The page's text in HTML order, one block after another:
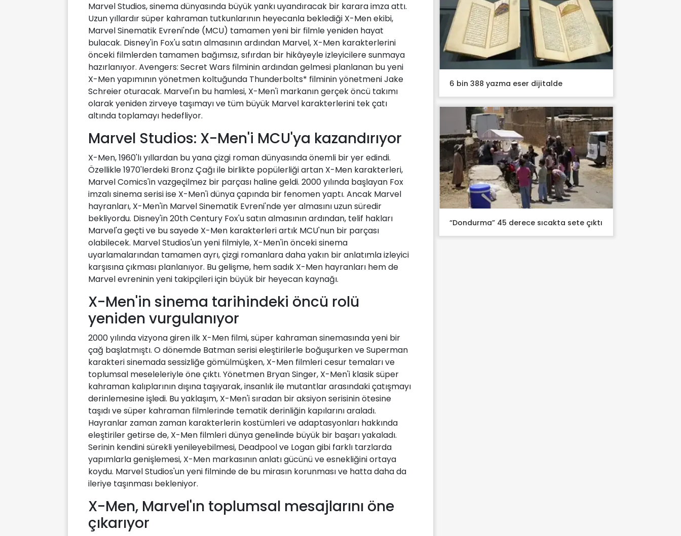
Marvel Studios, sinema dünyasında büyük yankı uyandıracak bir karara imza attı.
Uzun yıllardır süper kahraman tutkunlarının heyecanla beklediği X-Men ekibi,
Marvel Sinematik Evreni'nde (MCU) tamamen yeni bir filmle yeniden hayat
bulacak. Disney'in Fox'u satın almasının ardından Marvel, X-Men karakterlerini
önceki filmlerden tamamen bağımsız, sıfırdan bir hikâyeyle izleyicilere sunmaya
hazırlanıyor. Avengers: Secret Wars filminin ardından gelmesi planlanan bu yeni
X-Men yapımının yönetmen koltuğunda Thunderbolts* filminin yönetmeni Jake
Schreier oturacak. Marvel'ın bu hamlesi, X-Men'i markanın gerçek öncü takımı
olarak yeniden zirveye taşımayı ve tüm büyük Marvel karakterlerini tek çatı
altında toplamayı hedefliyor.
Marvel Studios: X-Men'i MCU'ya kazandırıyor
X-Men, 1960'lı yıllardan bu yana çizgi roman dünyasında önemli bir yer edindi.
Özellikle 1970'lerdeki Bronz Çağı ile birlikte popülerliği artan X-Men karakterleri,
Marvel Comics'in vazgeçilmez bir parçası haline geldi. 2000 yılında başlayan Fox
imzalı sinema serisi ise X-Men'i dünya çapında bir fenomen yaptı. Ancak Marvel
hayranları, X-Men'in Marvel Sinematik Evreni'nde yer almasını uzun süredir
bekliyordu. Disney'in 20th Century Fox'u satın almasının ardından, telif hakları
Marvel'a geçti ve bu sayede X-Men karakterleri artık MCU'nun bir parçası
olabilecek. Marvel Studios'un yeni filmiyle, X-Men'in önceki sinema
uyarlamalarından tamamen ayrı, çizgi romanlara daha yakın bir anlatımla izleyici
karşısına çıkması planlanıyor. Bu gelişme, hem sadık X-Men hayranları hem de
Marvel evreninin yeni takipçileri için büyük bir heyecan kaynağı.
X-Men'in sinema tarihindeki öncü rolü
yeniden vurgulanıyor
2000 yılında vizyona giren ilk X-Men filmi, süper kahraman sinemasında yeni bir
çağ başlatmıştı. O dönemde Batman serisi eleştirilerle boğuşurken ve Superman
karakteri sinemada sessizliğe gömülmüşken, X-Men filmleri cesur temaları ve
toplumsal meseleleriyle öne çıktı. Yönetmen Bryan Singer, X-Men'i klasik süper
kahraman kalıplarının dışına taşıyarak, insanlık ile mutantlar arasındaki çatışmayı
derinlemesine işledi. Bu yaklaşım, X-Men'i sıradan bir aksiyon serisinin ötesine
taşıdı ve süper kahraman filmlerinde tematik derinliğin kapılarını araladı.
Hayranlar zaman zaman karakterlerin kostümleri ve adaptasyonları hakkında
eleştiriler getirse de, X-Men filmleri dünya genelinde büyük bir başarı yakaladı.
Serinin kendini sürekli yenileyebilmesi, Deadpool ve Logan gibi farklı tarzlarda
yapımlarla genişlemesi, X-Men markasının anlatı gücünü ve esnekliğini ortaya
koydu. Marvel Studios'un yeni filminde de bu mirasın korunması ve hatta daha da
ileriye taşınması bekleniyor.
X-Men, Marvel'ın toplumsal mesajlarını öne
çıkarıyor
6 bin 388 yazma eser dijitalde
“Dondurma” 45 derece sıcakta sete çıktı